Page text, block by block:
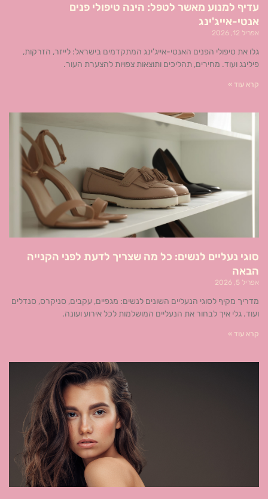
עדיף למנוע מאשר לטפל: הינה טיפולי פנים
אנטי-אייג'ינג
אפריל 12, 2026
גלו את טיפולי הפנים האנטי-אייג'ינג המתקדמים בישראל: לייזר, הזרקות,
פילינג ועוד. מחירים, תהליכים ותוצאות צפויות להצערת העור.
קרא עוד »
סוגי נעליים לנשים: כל מה שצריך לדעת לפני הקנייה
הבאה
אפריל 5, 2026
מדריך מקיף לסוגי הנעליים השונים לנשים: מגפיים, עקבים, סניקרס, סנדלים
ועוד. גלי איך לבחור את הנעליים המושלמות לכל אירוע ועונה.
קרא עוד »